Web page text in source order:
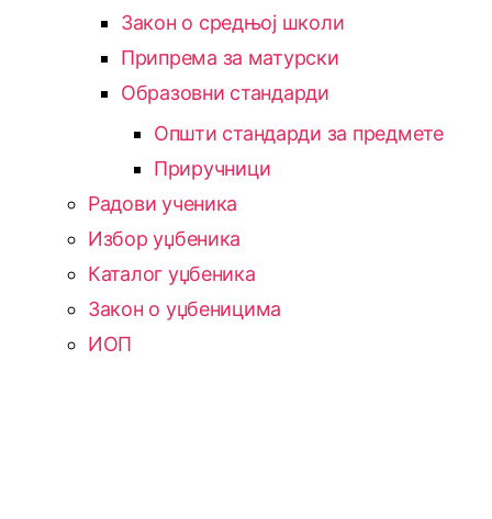
Закон о средњој школи
Припрема за матурски
Образовни стандарди
Општи стандарди за предмете
Приручници
Радови ученика
Избор уџбеника
Каталог уџбеника
Закон о уџбеницима
ИОП